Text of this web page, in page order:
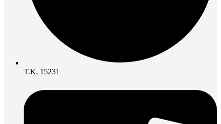
Τ.Κ. 15231